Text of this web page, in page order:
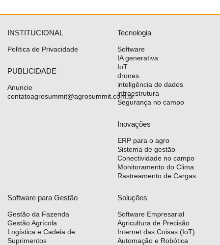
INSTITUCIONAL
Política de Privacidade
PUBLICIDADE
Anuncie
contatoagrosummit@agrosummit.com.br
Tecnologia
Software
IA generativa
IoT
drones
inteligência de dados
infraestrutura
Segurança no campo
Inovações
ERP para o agro
Sistema de gestão
Conectividade no campo
Monitoramento do Clima
Rastreamento de Cargas
Software para Gestão
Gestão da Fazenda
Gestão Agrícola
Logística e Cadeia de
Suprimentos
Soluções
Software Empresarial
Agricultura de Precisão
Internet das Coisas (IoT)
Automação e Robótica